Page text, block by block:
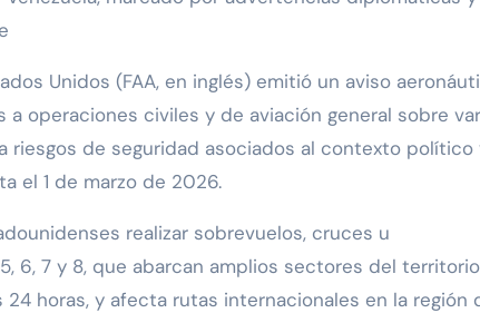
Unidos (FAA, en inglés) emitió un aviso
operaciones civiles y de aviación general sobre
riesgos de seguridad asociados al contexto político
el 1 de marzo de 2026.
realizar sobrevuelos, cruces u
6, 7 y 8, que abarcan amplios sectores del territorio
horas, y afecta rutas internacionales en la región